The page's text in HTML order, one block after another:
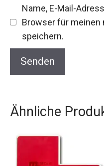
Name, E-Mail-
Browser für meinen
speichern.
Ähnliche